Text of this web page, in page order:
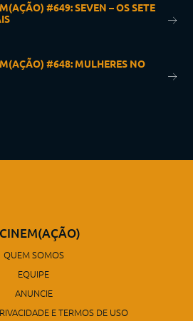
#649: SEVEN – OS SETE
#648: MULHERES NO
QUEM SOMOS
EQUIPE
ANUNCIE
E TERMOS DE USO